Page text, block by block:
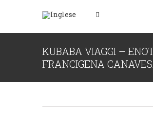
KUBABA VIAGGI –
FRANCIGENA